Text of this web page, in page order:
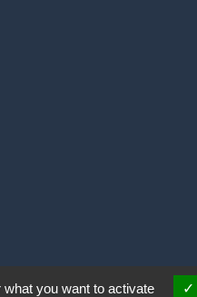
you want to activate